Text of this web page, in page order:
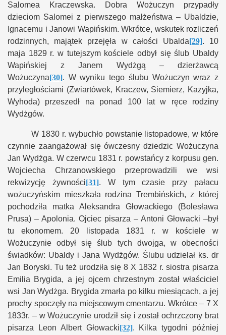
Salomea Kraczewska. Dobra Wożuczyn przypadły
dzieciom Salomei z pierwszego małżeństwa – Ubaldzie,
Ignacemu i Janowi Wapińskim. Wkrótce, wskutek rozliczeń
rodzinnych, majątek przejęła w całości Ubalda[29]. 10
maja 1829 r. w tutejszym kościele odbył się ślub Ubaldy
Wapińskiej z Janem Wydżgą – dzierżawcą
Wożuczyna[30]. W wyniku tego ślubu Wożuczyn wraz z
przyległościami (Zwiartówek, Kraczew, Siemierz, Kazyjka,
Wyhoda) przeszedł na ponad 100 lat w ręce rodziny
Wydżgów.
W 1830 r. wybuchło powstanie listopadowe, w które
czynnie zaangażował się ówczesny dziedzic Wożuczyna
Jan Wydżga. W czerwcu 1831 r. powstańcy z korpusu gen.
Wojciecha Chrzanowskiego przeprowadzili we wsi
rekwizycję żywności[31]. W tym czasie przy pałacu
wożuczyńskim mieszkała rodzina Trembińskich, z której
pochodziła matka Aleksandra Głowackiego (Bolesława
Prusa) – Apolonia. Ojciec pisarza – Antoni Głowacki –był
tu ekonomem. 20 listopada 1831 r. w kościele w
Wożuczynie odbył się ślub tych dwojga, w obecności
świadków: Ubaldy i Jana Wydżgów. Ślubu udzielał ks. dr
Jan Boryski. Tu też urodziła się 8 X 1832 r. siostra pisarza
Emilia Brygida, a jej ojcem chrzestnym został właściciel
wsi Jan Wydżga. Brygida zmarła po kilku miesiącach, a jej
prochy spoczęły na miejscowym cmentarzu. Wkrótce – 7 X
1833r. – w Wożuczynie urodził się i został ochrzczony brat
pisarza Leon Albert Głowacki[32]. Kilka tygodni później